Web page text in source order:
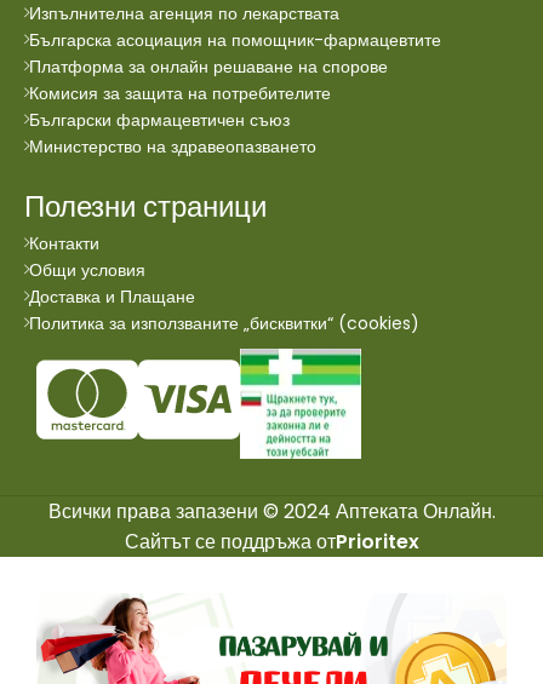
Изпълнителна агенция по лекарствата
Българска асоциация на помощник-фармацевтите
Платформа за онлайн решаване на спорове
Комисия за защита на потребителите
Български фармацевтичен съюз
Министерство на здравеопазването
Полезни страници
Контакти
Общи условия
Доставка и Плащане
Политика за използваните „бисквитки“ (cookies)
Всички права запазени © 2024 Аптеката Онлайн.
Сайтът се поддръжа отPrioritex